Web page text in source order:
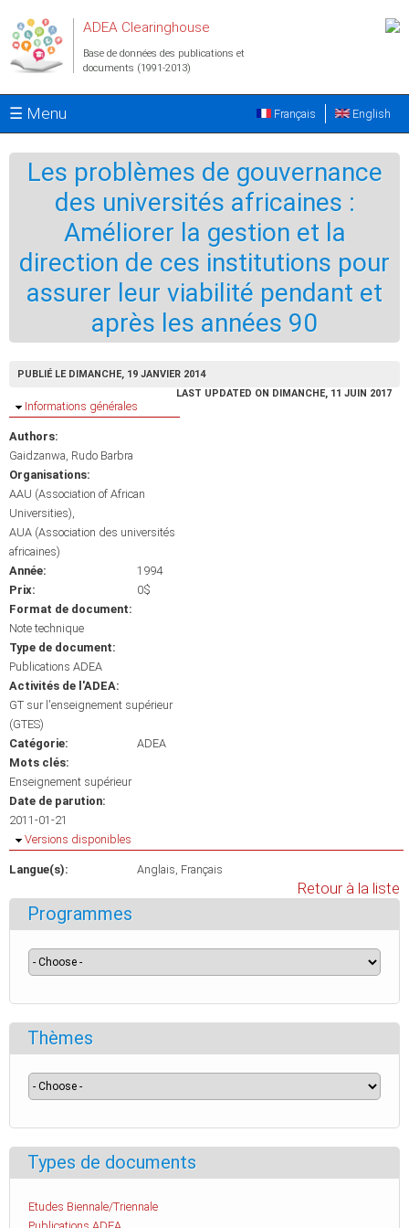
ADEA Clearinghouse
Base de données des publications et
documents (1991-2013)
☰ Menu English
Français
Les problèmes de gouvernance
des universités africaines :
Améliorer la gestion et la
direction de ces institutions pour
assurer leur viabilité pendant et
après les années 90
PUBLIÉ LE DIMANCHE, 19 JANVIER 2014
LAST UPDATED ON DIMANCHE, 11 JUIN 2017
Masquer
Informations générales
Authors:
Gaidzanwa, Rudo Barbra
Organisations:
AAU (Association of African
Universities)
AUA (Association des universités
africaines)
Année:
1994
Prix:
0$
Format de document:
Note technique
Type de document:
Publications ADEA
Activités de l'ADEA:
GT sur l'enseignement supérieur
(GTES)
Catégorie:
ADEA
Mots clés:
Enseignement supérieur
Date de parution:
2011-01-21
Masquer
Versions disponibles
Langue(s): Anglais Français
Retour à la liste
Programmes
Thèmes
Types de documents
Etudes Biennale/Triennale